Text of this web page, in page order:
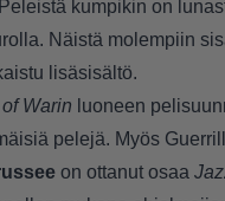
kumpikin on
Näistä molempiin
lisäsisältö.
Warin luoneen
pelejä. Myös
on ottanut osaa